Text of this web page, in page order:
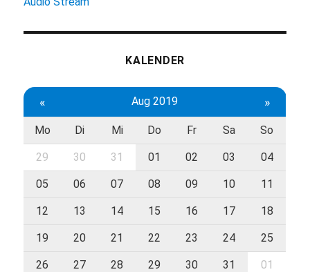
KALENDER
« Aug 2019 »
Mo Di Mi Do Fr Sa So
29 30 31 01 02 03 04
05 06 07 08 09 10 11
12 13 14 15 16 17 18
19 20 21 22 23 24 25
26 27 28 29 30 31 01